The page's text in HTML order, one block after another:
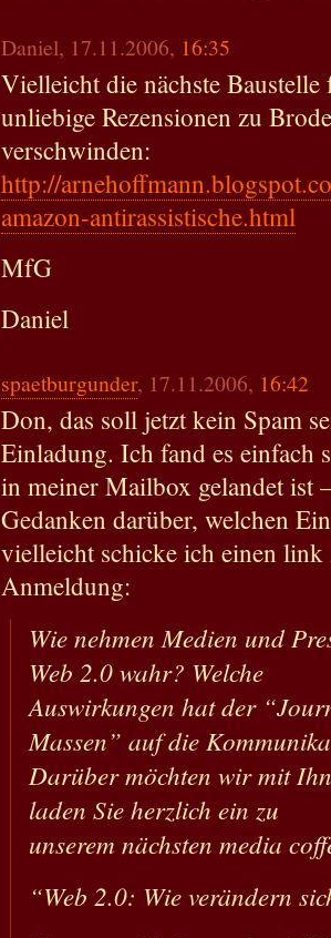
Daniel, 17.11.2006, 16:35
Vielleicht die nächste
unliebige Rezensionen zu
verschwinden:
http://
amazon-antirassistische.html
MfG
Daniel
spaetburgunder, 17.11.2006, 16:42
Don, das soll jetzt kein Spam
Einladung. Ich fand es einfach
in meiner Mailbox gelandet ist
Gedanken darüber, welchen
vielleicht schicke ich einen
Anmeldung:
Wie nehmen Medien und
Web 2.0 wahr? Welche
Auswirkungen hat der
Massen” auf die
Darüber möchten wir mit
laden Sie herzlich ein zu
unserem nächsten media
“Web 2.0: Wie verändern